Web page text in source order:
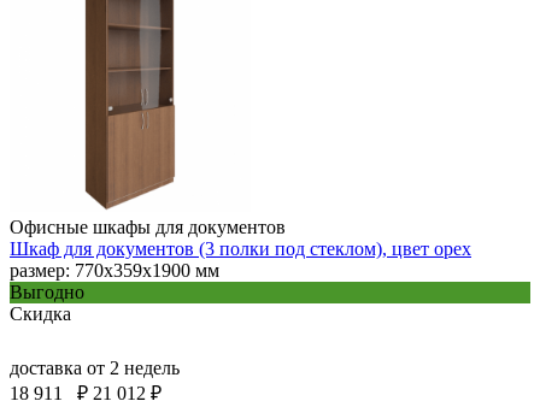
Офисные шкафы для документов
Шкаф для документов (3 полки под стеклом), цвет орех
размер: 770х359х1900 мм
Выгодно
Скидка
доставка от 2 недель
18 911
₽ 21 012 ₽